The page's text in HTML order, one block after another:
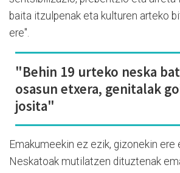
baita itzulpenak eta kulturen arteko
ere".
"Behin 19 urteko neska
osasun etxera, genitalak
josita"
Emakumeekin ez ezik, gizonekin ere
Neskatoak mutilatzen dituztenak